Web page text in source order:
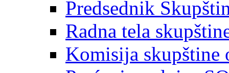
Predsednik
Radna tela
Komisija skupštine